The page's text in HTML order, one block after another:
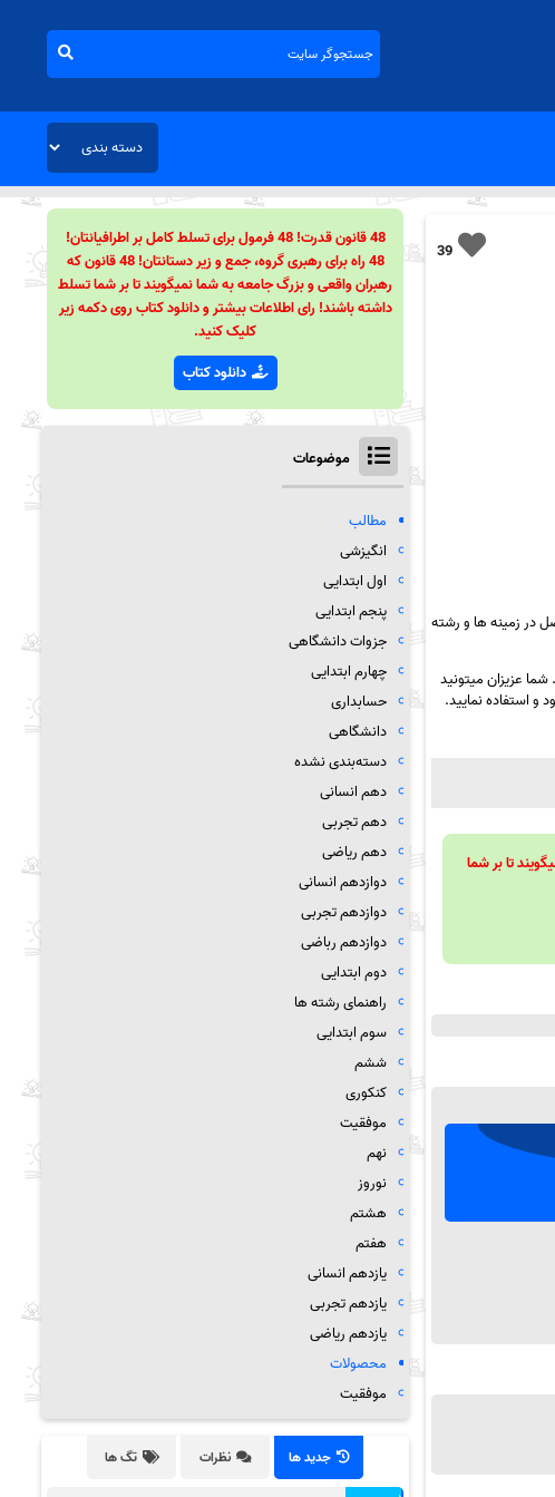
39
در زمینه ها و رشته
عزیزان میتونید
و استفاده نمایید.
بزرگ جامعه به شما نمیگویند تا بر شما
48 قانون قدرت! 48 فرمول برای تسلط کامل بر اطرافیانتان!
48 راه برای رهبری گروه، جمع و زیر دستانتان! 48 قانون که
رهبران واقعی و بزرگ جامعه به شما نمیگویند تا بر شما تسلط
داشته باشند! رای اطلاعات بیشتر و دانلود کتاب روی دکمه زیر
کلیک کنید.
دانلود کتاب
موضوعات
مطالب
انگیزشی
اول ابتدایی
پنجم ابتدایی
جزوات دانشگاهی
چهارم ابتدایی
حسابداری
دانشگاهی
دسته‌بندی نشده
دهم انسانی
دهم تجربی
دهم ریاضی
دوازدهم انسانی
دوازدهم تجربی
دوازدهم رباضی
دوم ابتدایی
راهنمای رشته ها
سوم ابتدایی
ششم
کنکوری
موفقیت
نهم
نوروز
هشتم
هفتم
یازدهم انسانی
یازدهم تجربی
یازدهم ریاضی
محصولات
موفقیت
جدید ها نظرات تگ ها